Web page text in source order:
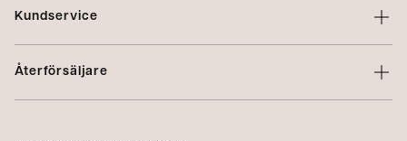
Om Exxent
Profilering
Integritetspolicy
Kundservice
Kontakta oss
Återförsäljare